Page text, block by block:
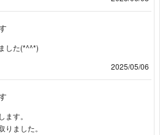
した(*^^*)
2025/05/06
す。
ました。